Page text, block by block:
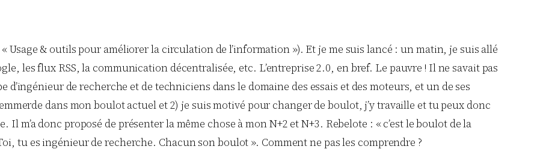
Usage & outils pour améliorer la circulation de l’information »). Et je me suis lancé : un matin, je suis allé
les flux RSS, la communication décentralisée, etc. L’entreprise 2.0, en bref. Le pauvre ! Il ne savait pas
d’ingénieur de recherche et de techniciens dans le domaine des essais et des moteurs, et un de ses
dans mon boulot actuel et 2) je suis motivé pour changer de boulot, j’y travaille et tu peux donc
m’a donc proposé de présenter la même chose à mon N+2 et N+3. Rebelote : « c’est le boulot de la
tu es ingénieur de recherche. Chacun son boulot ». Comment ne pas les comprendre ?